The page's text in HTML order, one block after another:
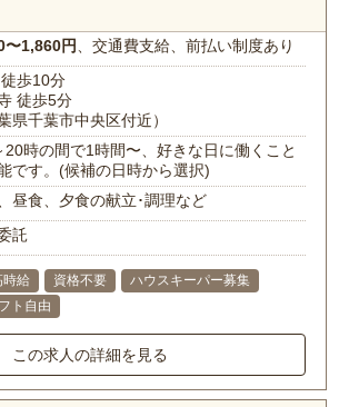
〜1,860円 、交通費支給、前払い制度あり
歩10分
徒歩5分
県千葉市中央区付近）
20時の間で1時間〜、好きな日に働くこと
です。(候補の日時から選択)
昼食、夕食の献立･調理など
託
時給 資格不要
ハウスキーパー募集
ト自由
この求人の詳細を見る